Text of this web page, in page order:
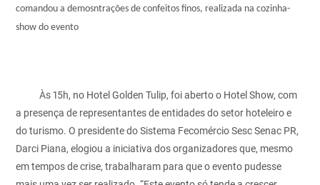
comandou a demosntrações de confeitos finos, realizada na cozinha-
show do evento
Às 15h, no Hotel Golden Tulip, foi aberto o Hotel Show, com
a presença de representantes de entidades do setor hoteleiro e
do turismo. O presidente do Sistema Fecomércio Sesc Senac PR,
Darci Piana, elogiou a iniciativa dos organizadores que, mesmo
em tempos de crise, trabalharam para que o evento pudesse